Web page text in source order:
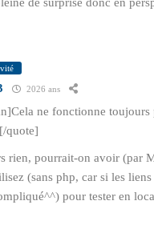
2026 ans
ne fonctionne toujours
quote]
rien, pourrait-on avoir (par
(sans php, car si les
pour tester en